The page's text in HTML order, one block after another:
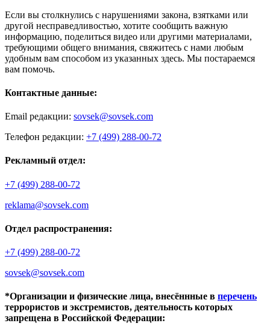
Если вы столкнулись с нарушениями закона, взятками или
другой несправедливостью, хотите сообщить важную
информацию, поделиться видео или другими материалами,
требующими общего внимания, свяжитесь с нами любым
удобным вам способом из указанных здесь. Мы постараемся
вам помочь.
Контактные данные:
Email редакции: sovsek@sovsek.com
Телефон редакции: +7 (499) 288-00-72
Рекламный отдел:
+7 (499) 288-00-72
reklama@sovsek.com
Отдел распространения:
+7 (499) 288-00-72
sovsek@sovsek.com
*Организации и физические лица, внесённные в перечень
террористов и экстремистов, деятельность которых
запрещена в Российской Федерации: